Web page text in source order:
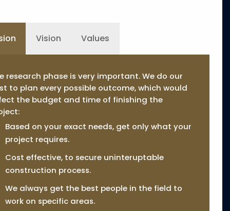
Vision Values
research phase is very important. We do our
to plan every possible outcome, which would
the budget and time of finishing the
Based on your exact needs, get only what your
project requires.
Cost effective, to secure uninteruptable
construction process.
We always get the best people in the field to
work on specific areas.